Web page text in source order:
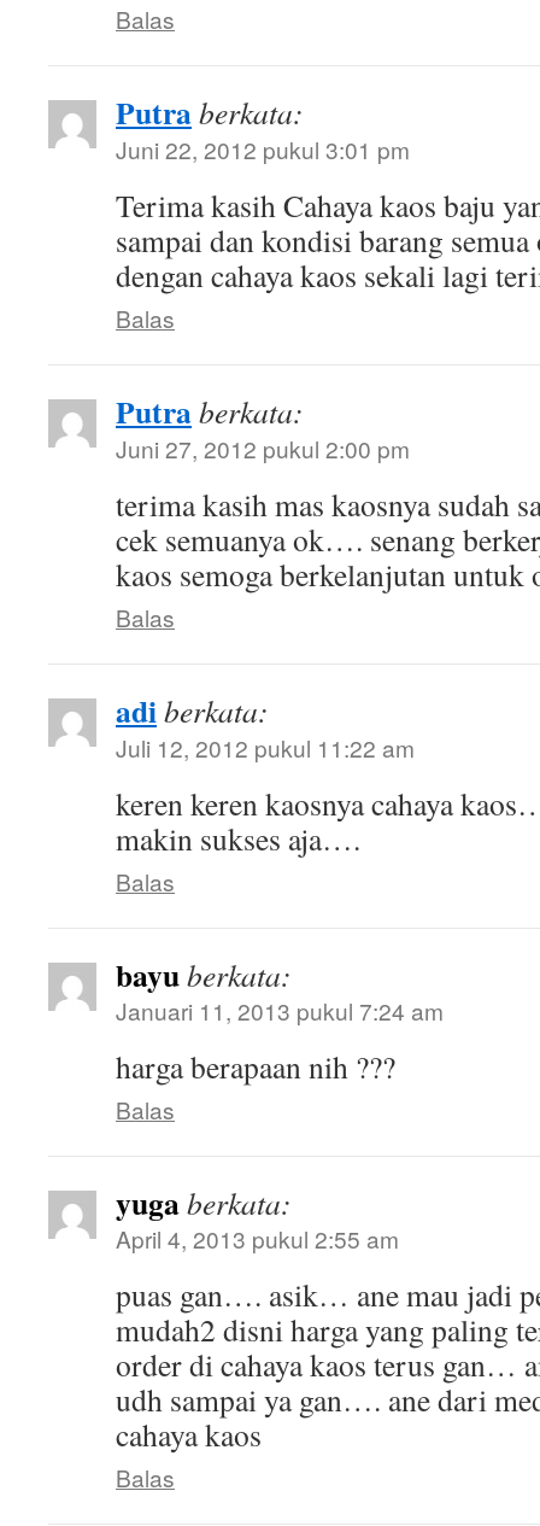
Balas
Putraberkata:
Juni 22, 2012 pukul 3:01 pm
Terima kasih Cahaya kaos baju
sampai dan kondisi barang
dengan cahaya kaos sekali lagi
Balas
Putraberkata:
Juni 27, 2012 pukul 2:00 pm
terima kasih mas kaosnya sudah
cek semuanya ok…. senang
kaos semoga berkelanjutan untuk
Balas
adiberkata:
Juli 12, 2012 pukul 11:22 am
keren keren kaosnya cahaya
makin sukses aja….
Balas
bayuberkata:
Januari 11, 2013 pukul 7:24 am
harga berapaan nih ???
Balas
yugaberkata:
April 4, 2013 pukul 2:55 am
puas gan…. asik… ane mau jadi
mudah2 disni harga yang paling
order di cahaya kaos terus gan…
udh sampai ya gan…. ane dari
cahaya kaos
Balas